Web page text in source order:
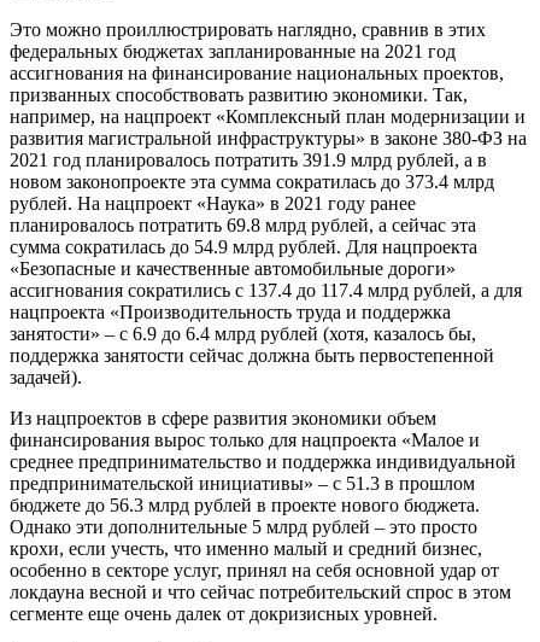
Это можно проиллюстрировать наглядно, сравнив в этих
федеральных бюджетах запланированные на 2021 год
ассигнования на финансирование национальных проектов,
призванных способствовать развитию экономики. Так,
например, на нацпроект «Комплексный план модернизации и
развития магистральной инфраструктуры» в законе 380-ФЗ на
2021 год планировалось потратить 391.9 млрд рублей, а в
новом законопроекте эта сумма сократилась до 373.4 млрд
рублей. На нацпроект «Наука» в 2021 году ранее
планировалось потратить 69.8 млрд рублей, а сейчас эта
сумма сократилась до 54.9 млрд рублей. Для нацпроекта
«Безопасные и качественные автомобильные дороги»
ассигнования сократились с 137.4 до 117.4 млрд рублей, а для
нацпроекта «Производительность труда и поддержка
занятости» – с 6.9 до 6.4 млрд рублей (хотя, казалось бы,
поддержка занятости сейчас должна быть первостепенной
задачей).
Из нацпроектов в сфере развития экономики объем
финансирования вырос только для нацпроекта «Малое и
среднее предпринимательство и поддержка индивидуальной
предпринимательской инициативы» – с 51.3 в прошлом
бюджете до 56.3 млрд рублей в проекте нового бюджета.
Однако эти дополнительные 5 млрд рублей – это просто
крохи, если учесть, что именно малый и средний бизнес,
особенно в секторе услуг, принял на себя основной удар от
локдауна весной и что сейчас потребительский спрос в этом
сегменте еще очень далек от докризисных уровней.